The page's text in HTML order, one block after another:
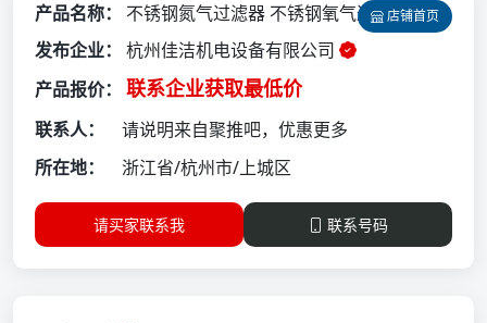
店铺首页
产品名称：
不锈钢氮气过滤器 不锈钢氧气过滤器
发布企业：
杭州佳洁机电设备有限公司
产品报价：
联系企业获取最低价
联系人：
请说明来自聚推吧，优惠更多
所在地：
浙江省/杭州市/上城区
请买家联系我 联系号码